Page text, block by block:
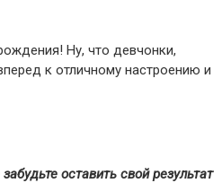
Ну, что девчонки,
к отличному настроению и
оставить свой результат